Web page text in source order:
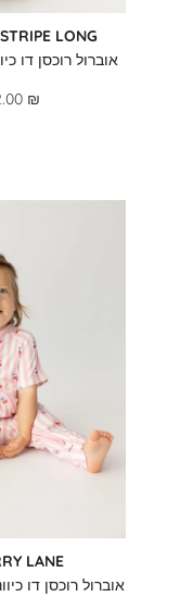
LONG
אוברול רוכסן דו
₪
LANE
אוברול רוכסן דו